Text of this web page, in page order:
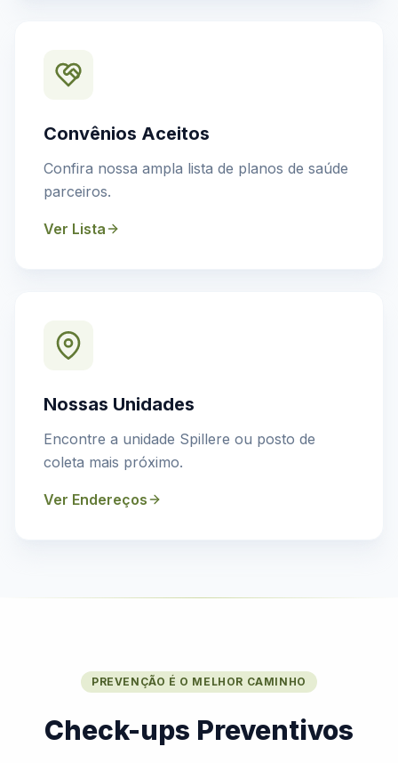
Convênios Aceitos
Confira nossa ampla lista de planos de saúde
parceiros.
Ver Lista
Nossas Unidades
Encontre a unidade Spillere ou posto de
coleta mais próximo.
Ver Endereços
PREVENÇÃO É O MELHOR CAMINHO
Check-ups Preventivos